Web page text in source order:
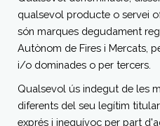
qualsevol producte o servei
són marques degudament
Autònom de Fires i Mercats,
i/o dominades o per tercers.
Qualsevol ús indegut de les
diferents del seu legítim
exprés i inequívoc per part